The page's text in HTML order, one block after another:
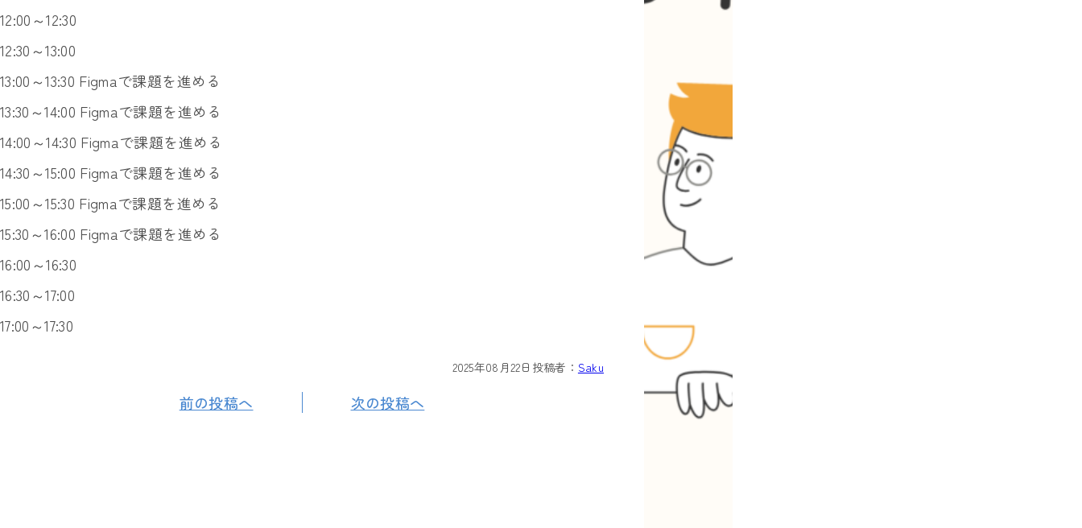
12:00～12:30
12:30～13:00
13:00～13:30 Figmaで課題を進める
13:30～14:00 Figmaで課題を進める
14:00～14:30 Figmaで課題を進める
14:30～15:00 Figmaで課題を進める
15:00～15:30 Figmaで課題を進める
15:30～16:00 Figmaで課題を進める
16:00～16:30
16:30～17:00
17:00～17:30
2025年08月22日 投稿者： Saku
前の投稿へ 次の投稿へ